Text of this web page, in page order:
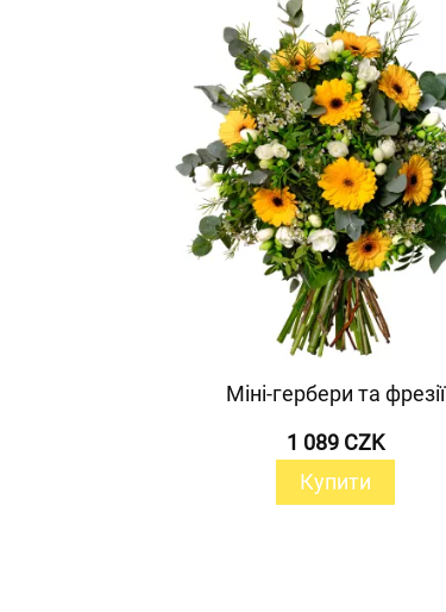
Міні-гербери та фрезії
1 089 CZK
Купити